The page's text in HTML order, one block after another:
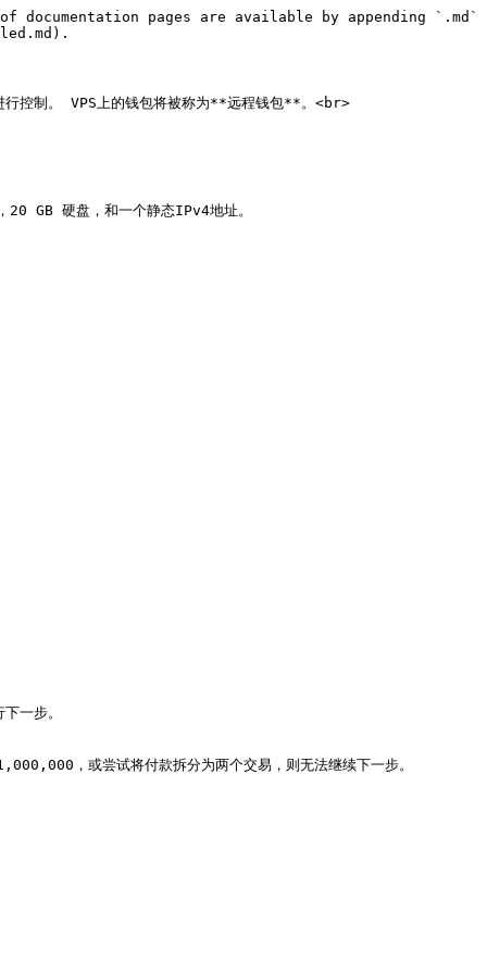
pages are available by appending `.md`
控制。 VPS上的钱包将被称为**远程钱包**。<br>
GB 硬盘，和一个静态IPv4地址。
一步。
，或尝试将付款拆分为两个交易，则无法继续下一步。